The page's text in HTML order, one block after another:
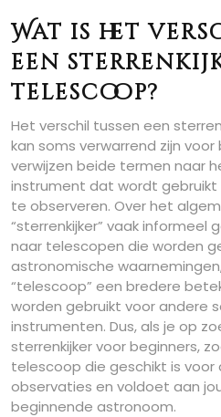
Wat is het
een
telescoop?
Het verschil tussen een
kan soms verwarrend zijn
verwijzen beide termen naar
instrument dat wordt
te observeren. Over het
“sterrenkijker” vaak informeel
naar telescopen die worden
astronomische
“telescoop” een bredere
worden gebruikt voor andere
instrumenten. Dus, als je op
sterrenkijker voor beginners,
telescoop die geschikt is voor
observaties en voldoet aan
beginnende astronoom.